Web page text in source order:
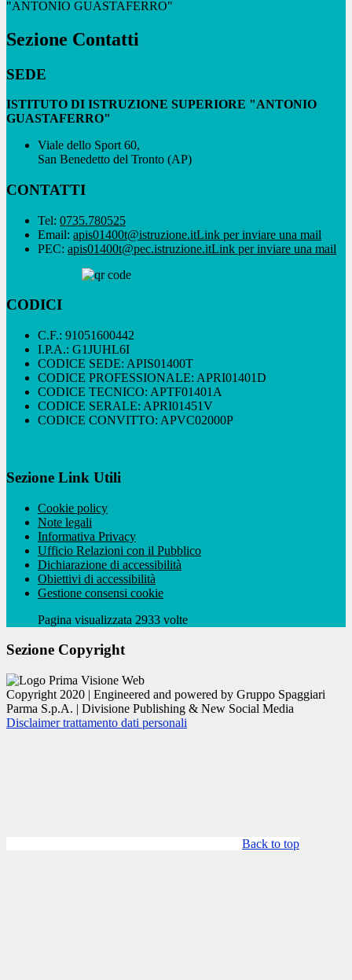
"ANTONIO GUASTAFERRO"
Sezione Contatti
SEDE
ISTITUTO DI ISTRUZIONE SUPERIORE "ANTONIO
GUASTAFERRO"
Viale dello Sport 60,
San Benedetto del Tronto (AP)
CONTATTI
Tel: 0735.780525
Email: apis01400t@istruzione.itLink per inviare una mail
PEC: apis01400t@pec.istruzione.itLink per inviare una mail
CODICI
C.F.: 91051600442
I.P.A.: G1JUHL6I
CODICE SEDE: APIS01400T
CODICE PROFESSIONALE: APRI01401D
CODICE TECNICO: APTF01401A
CODICE SERALE: APRI01451V
CODICE CONVITTO: APVC02000P
Sezione Link Utili
Cookie policy
Note legali
Informativa Privacy
Ufficio Relazioni con il Pubblico
Dichiarazione di accessibilità
Obiettivi di accessibilità
Gestione consensi cookie
Pagina visualizzata 2933 volte
Sezione Copyright
Copyright 2020 | Engineered and powered by Gruppo Spaggiari
Parma S.p.A. | Divisione Publishing & New Social Media
Disclaimer trattamento dati personali
Back to top